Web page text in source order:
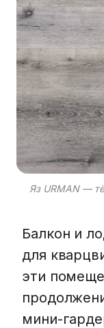
Яз URMAN —
Балкон и
для
эти
мини-